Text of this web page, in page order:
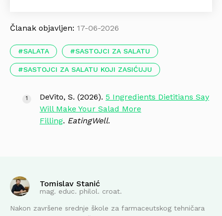
Članak objavljen: 17-06-2026
SALATA SASTOJCI ZA SALATU
SASTOJCI ZA SALATU KOJI ZASIĆUJU
DeVito, S. (2026). 5 Ingredients Dietitians Say
Will Make Your Salad More
Filling. EatingWell.
Tomislav Stanić
mag. educ. philol. croat.
Nakon završene srednje škole za farmaceutskog tehničara